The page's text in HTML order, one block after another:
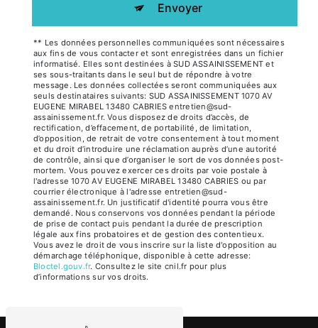
Envoyer
** Les données personnelles communiquées sont nécessaires
aux fins de vous contacter et sont enregistrées dans un fichier
informatisé. Elles sont destinées à SUD ASSAINISSEMENT et
ses sous-traitants dans le seul but de répondre à votre
message. Les données collectées seront communiquées aux
seuls destinataires suivants: SUD ASSAINISSEMENT 1070 AV
EUGENE MIRABEL 13480 CABRIES entretien@sud-
assainissement.fr. Vous disposez de droits d’accès, de
rectification, d’effacement, de portabilité, de limitation,
d’opposition, de retrait de votre consentement à tout moment
et du droit d’introduire une réclamation auprès d’une autorité
de contrôle, ainsi que d’organiser le sort de vos données post-
mortem. Vous pouvez exercer ces droits par voie postale à
l'adresse 1070 AV EUGENE MIRABEL 13480 CABRIES ou par
courrier électronique à l'adresse entretien@sud-
assainissement.fr. Un justificatif d'identité pourra vous être
demandé. Nous conservons vos données pendant la période
de prise de contact puis pendant la durée de prescription
légale aux fins probatoires et de gestion des contentieux.
Vous avez le droit de vous inscrire sur la liste d'opposition au
démarchage téléphonique, disponible à cette adresse:
Bloctel.gouv.fr. Consultez le site cnil.fr pour plus
d’informations sur vos droits.